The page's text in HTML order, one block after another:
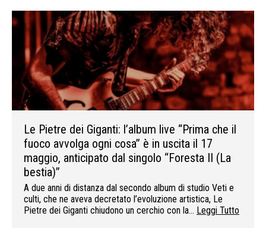
Le Pietre dei Giganti: l’album live “Prima che il
fuoco avvolga ogni cosa” è in uscita il 17
maggio, anticipato dal singolo “Foresta II (La
bestia)”
A due anni di distanza dal secondo album di studio Veti e
culti, che ne aveva decretato l’evoluzione artistica, Le
Pietre dei Giganti chiudono un cerchio con la… Leggi Tutto